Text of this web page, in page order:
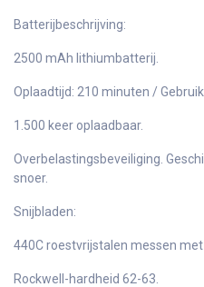
Batterijbeschrijving:
2500 mAh lithiumbatterij.
Oplaadtijd: 210 minuten /
1.500 keer oplaadbaar.
Overbelastingsbeveiliging.
snoer.
Snijbladen:
440C roestvrijstalen messen met
Rockwell-hardheid 62-63.